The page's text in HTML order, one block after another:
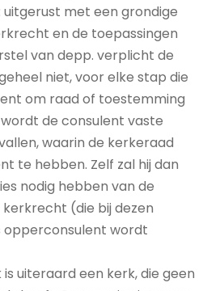
met een grondige
en de toepassingen
van depp. verplicht de
niet, voor elke stap die
om raad of toestemming
de consulent vaste
waarin de kerkeraad
te hebben. Zelf zal hij dan
nodig hebben van de
(die bij dezen
opperconsulent wordt
uiteraard een kerk, die geen